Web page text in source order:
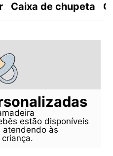
Caixa de chupeta
estão disponíveis
às